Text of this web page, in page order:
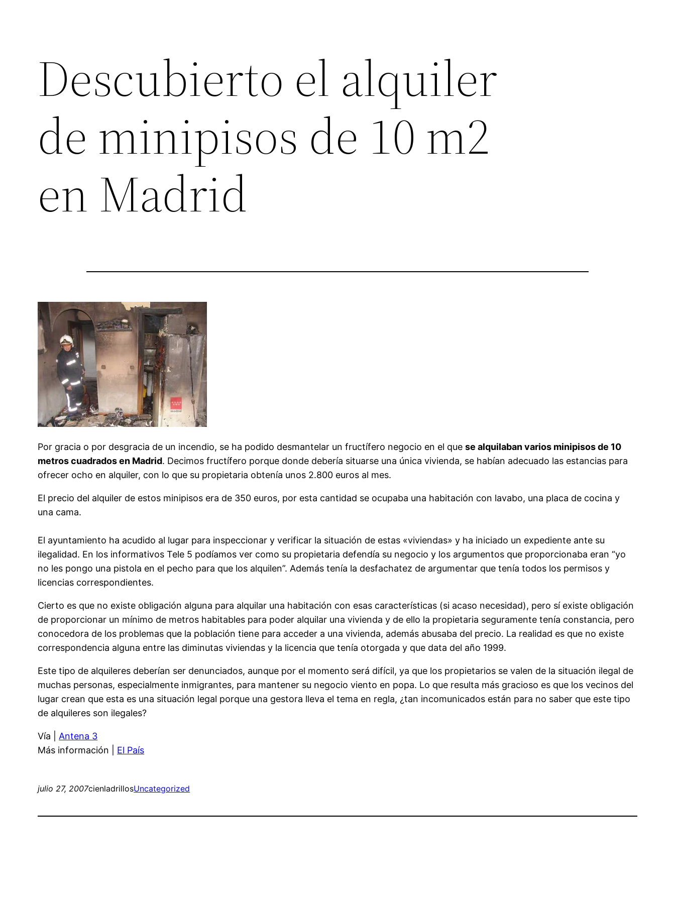
Descubierto el alquiler
de minipisos de 10 m2
en Madrid
Por gracia o por desgracia de un incendio, se ha podido desmantelar un fructífero negocio en el quese alquilaban varios minipisos de 10
metros cuadrados en Madrid. Decimos fructífero porque donde debería situarse una única vivienda, se habían adecuado las estancias para
ofrecer ocho en alquiler, con lo que su propietaria obtenía unos 2.800 euros al mes.
El precio del alquiler de estos minipisos era de 350 euros, por esta cantidad se ocupaba una habitación con lavabo, una placa de cocina y
una cama.
El ayuntamiento ha acudido al lugar para inspeccionar y verificar la situación de estas «viviendas» y ha iniciado un expediente ante su
ilegalidad. En los informativos Tele 5 podíamos ver como su propietaria defendía su negocio y los argumentos que proporcionaba eran “yo
no les pongo una pistola en el pecho para que los alquilen”. Además tenía la desfachatez de argumentar que tenía todos los permisos y
licencias correspondientes.
Cierto es que no existe obligación alguna para alquilar una habitación con esas características (si acaso necesidad), pero sí existe obligación
de proporcionar un mínimo de metros habitables para poder alquilar una vivienda y de ello la propietaria seguramente tenía constancia, pero
conocedora de los problemas que la población tiene para acceder a una vivienda, además abusaba del precio. La realidad es que no existe
correspondencia alguna entre las diminutas viviendas y la licencia que tenía otorgada y que data del año 1999.
Este tipo de alquileres deberían ser denunciados, aunque por el momento será difícil, ya que los propietarios se valen de la situación ilegal de
muchas personas, especialmente inmigrantes, para mantener su negocio viento en popa. Lo que resulta más gracioso es que los vecinos del
lugar crean que esta es una situación legal porque una gestora lleva el tema en regla, ¿tan incomunicados están para no saber que este tipo
de alquileres son ilegales?
Vía | Antena 3
Más información | El País
julio 27, 2007cienladrillosUncategorized